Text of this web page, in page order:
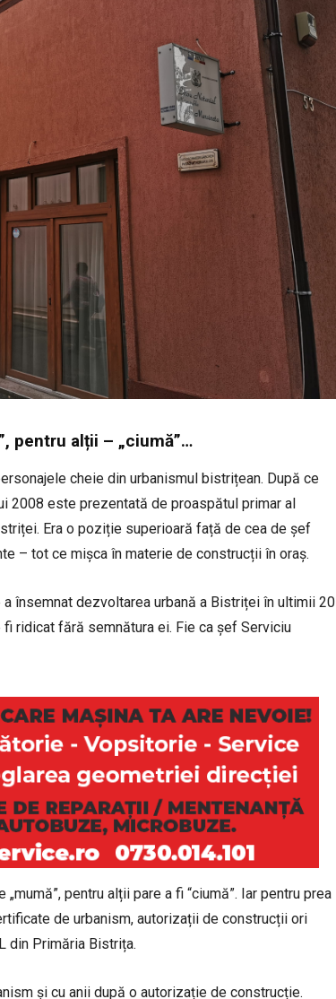
pentru alții – „ciumă”…
cheie din urbanismul bistrițean. După ce
2008 este prezentată de proaspătul primar al
Era o poziție superioară față de cea de șef
– tot ce mișca în materie de construcții în oraș.
însemnat dezvoltarea urbană a Bistriței în ultimii 20
ridicat fără semnătura ei. Fie ca șef Serviciu
pentru alții pare a fi “ciumă”. Iar pentru prea
de urbanism, autorizații de construcții ori
din Primăria Bistrița.
și cu anii după o autorizație de construcție.